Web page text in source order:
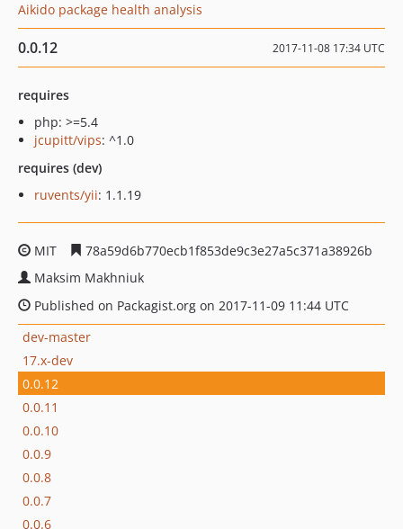
Aikido package health analysis
0.0.12 2017-11-08 17:34 UTC
requires
php: >=5.4
jcupitt/vips: ^1.0
requires (dev)
ruvents/yii: 1.1.19
MIT
78a59d6b770ecb1f853de9c3e27a5c371a38926b
Maksim Makhniuk
Published on Packagist.org on 2017-11-09 11:44 UTC
dev-master
17.x-dev
0.0.12
0.0.11
0.0.10
0.0.9
0.0.8
0.0.7
0.0.6